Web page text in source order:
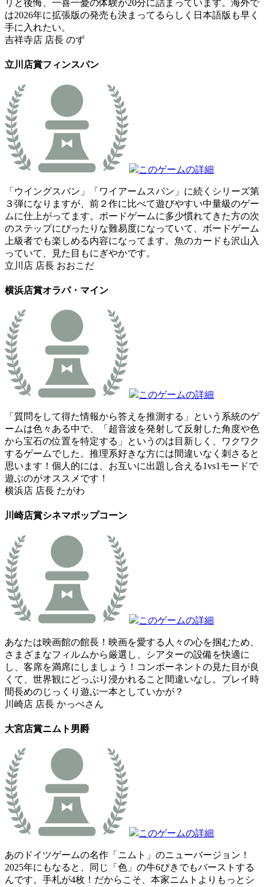
リと後悔、一喜一憂の体験が20分に詰まっています。海外で
は2026年に拡張版の発売も決まってるらしく日本語版も早く
手に入れたい。
吉祥寺店 店長 のず
立川店賞フィンスパン
このゲームの詳細
「ウイングスパン」「ワイアームスパン」に続くシリーズ第
３弾になりますが、前２作に比べて遊びやすい中量級のゲー
ムに仕上がってます。ボードゲームに多少慣れてきた方の次
のステップにぴったりな難易度になっていて、ボードゲーム
上級者でも楽しめる内容になってます。魚のカードも沢山入
っていて、見た目もにぎやかです。
立川店 店長 おおこだ
横浜店賞オラパ・マイン
このゲームの詳細
「質問をして得た情報から答えを推測する」という系統のゲ
ームは色々ある中で、「超音波を発射して反射した角度や色
から宝石の位置を特定する」というのは目新しく、ワクワク
するゲームでした。推理系好きな方には間違いなく刺さると
思います！個人的には、お互いに出題し合える1vs1モードで
遊ぶのがオススメです！
横浜店 店長 たがわ
川崎店賞シネマポップコーン
このゲームの詳細
あなたは映画館の館長！映画を愛する人々の心を掴むため、
さまざまなフィルムから厳選し、シアターの設備を快適に
し、客席を満席にしましょう！コンポーネントの見た目が良
くて、世界観にどっぷり浸かれること間違いなし。プレイ時
間長めのじっくり遊ぶ一本としていかが？
川崎店 店長 かっぺさん
大宮店賞ニムト男爵
このゲームの詳細
あのドイツゲームの名作「ニムト」のニューバージョン！
2025年にもなると、同じ「色」の牛6ぴきでもバーストする
んです。手札が4枚！だからこそ、本家ニムトよりもっとシ